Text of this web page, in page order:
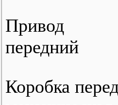
Привод
передний
Коробка